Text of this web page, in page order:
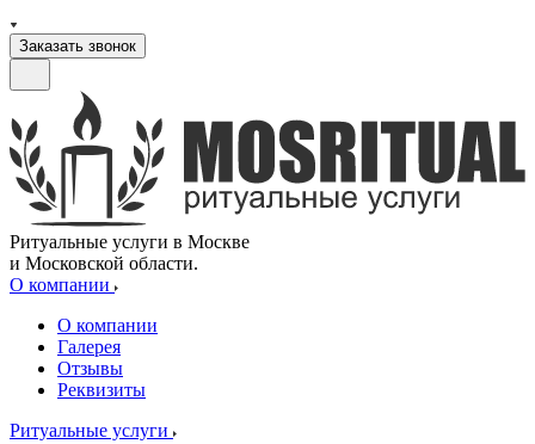
Заказать звонок
Ритуальные услуги в Москве
и Московской области.
О компании
О компании
Галерея
Отзывы
Реквизиты
Ритуальные услуги